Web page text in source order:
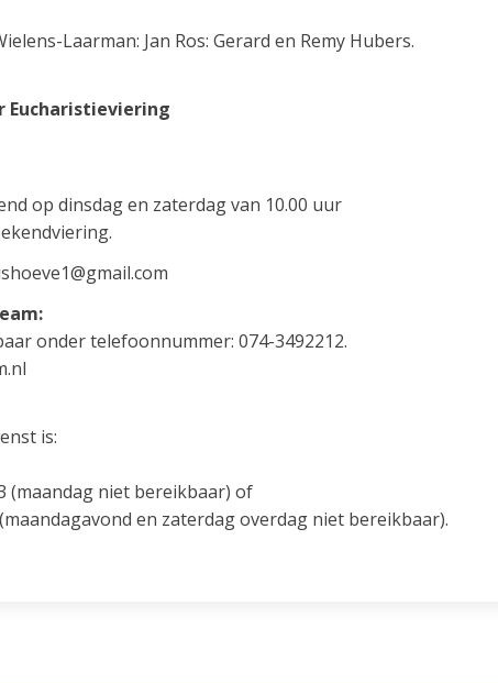
Laarman: Jan Ros: Gerard en Remy Hubers.
Eucharistieviering
op dinsdag en zaterdag van 10.00 uur
onder telefoonnummer: 074-3492212.
is:
(maandag niet bereikbaar) of
en zaterdag overdag niet bereikbaar).